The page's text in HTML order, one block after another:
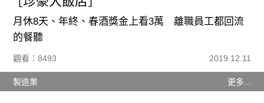
月休8天、年終、春酒獎金上看3萬 離職員工都回流
的餐聽
觀看：8493 2019.12.11
製造業 更多...